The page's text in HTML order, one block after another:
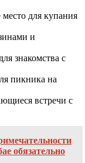
для купания
и
знакомства с
пикника на
встречи с
обязательно